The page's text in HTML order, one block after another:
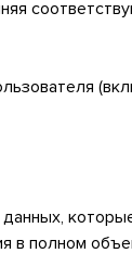
в полном